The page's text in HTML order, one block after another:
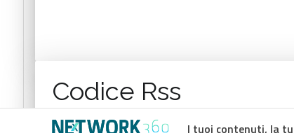
I tuoi contenuti, la
Codice Rss